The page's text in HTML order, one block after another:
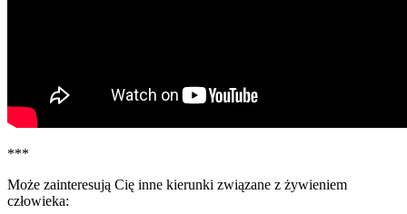
***
Może zainteresują Cię inne kierunki związane z żywieniem
człowieka: